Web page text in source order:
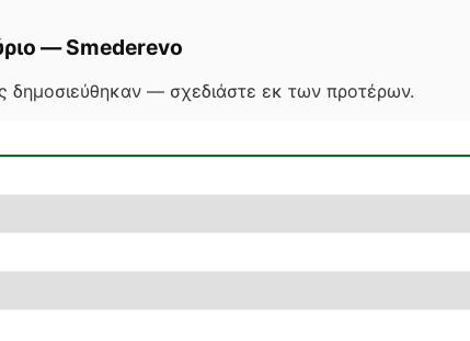
—Smederevo
δημοσιεύθηκαν — σχεδιάστε εκ των προτέρων.